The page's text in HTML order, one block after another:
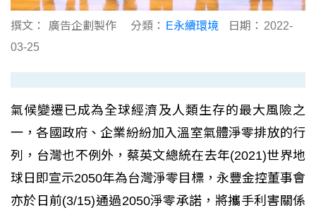
撰文： 廣告企劃製作 分類： E永續環境 日期： 2022-
03-25
氣候變遷已成為全球經濟及人類生存的最大風險之
一，各國政府、企業紛紛加入溫室氣體淨零排放的行
列，台灣也不例外，蔡英文總統在去年(2021)世界地
球日即宣示2050年為台灣淨零目標，永豐金控董事會
亦於日前(3/15)通過2050淨零承諾，將攜手利害關係